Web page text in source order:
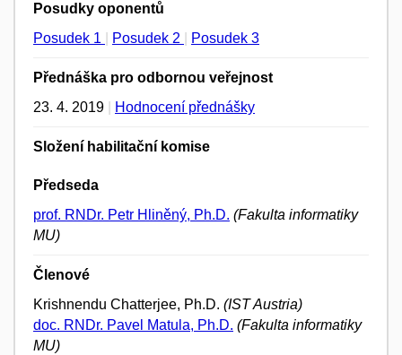
Posudky oponentů
Posudek 1
Posudek 2 Posudek 3
Přednáška pro odbornou veřejnost
23. 4. 2019
Hodnocení přednášky
Složení habilitační komise
Předseda
prof. RNDr. Petr Hliněný, Ph.D. (Fakulta informatiky
MU)
Členové
Krishnendu Chatterjee, Ph.D. (IST Austria)
doc. RNDr. Pavel Matula, Ph.D. (Fakulta informatiky
MU)